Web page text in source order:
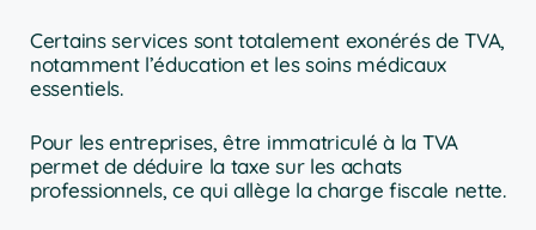
Certains services sont totalement exonérés de TVA,
notamment l’éducation et les soins médicaux
essentiels.
Pour les entreprises, être immatriculé à la TVA
permet de déduire la taxe sur les achats
professionnels, ce qui allège la charge fiscale nette.